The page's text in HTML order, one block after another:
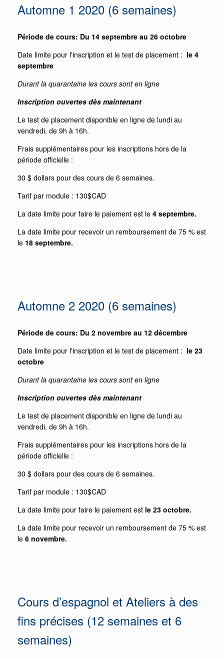
Automne 1 2020 (6 semaines)
Période de cours: Du 14 septembre au 26 octobre
Date limite pour l'inscription et le test de placement : le 4
septembre
Durant la quarantaine les cours sont en ligne
Inscription ouvertes dès maintenant
Le test de placement disponible en ligne de lundi au
vendredi, de 9h à 16h.
Frais supplémentaires pour les inscriptions hors de la
période officielle :
30 $ dollars pour des cours de 6 semaines.
Tarif par module : 130$CAD
La date limite pour faire le paiement est le 4 septembre.
La date limite pour recevoir un remboursement de 75 % est
le 18 septembre.
Automne 2 2020 (6 semaines)
Période de cours: Du 2 novembre au 12 décembre
Date limite pour l'inscription et le test de placement : le 23
octobre
Durant la quarantaine les cours sont en ligne
Inscription ouvertes dès maintenant
Le test de placement disponible en ligne de lundi au
vendredi, de 9h à 16h.
Frais supplémentaires pour les inscriptions hors de la
période officielle :
30 $ dollars pour des cours de 6 semaines.
Tarif par module : 130$CAD
La date limite pour faire le paiement est le 23 octobre.
La date limite pour recevoir un remboursement de 75 % est
le 6 novembre.
Cours d’espagnol et Ateliers à des
fins précises (12 semaines et 6
semaines)